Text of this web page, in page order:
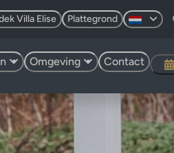
Villa Elise Plattegrond
Omgeving Contact